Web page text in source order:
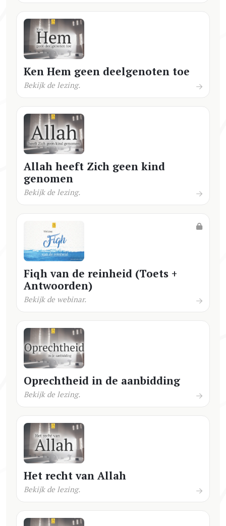
Ken Hem geen deelgenoten toe
Bekijk de lezing.
Allah heeft Zich geen kind
genomen
Bekijk de lezing.
Fiqh van de reinheid (Toets +
Antwoorden)
Bekijk de webinar.
Oprechtheid in de aanbidding
Bekijk de lezing.
Het recht van Allah
Bekijk de lezing.